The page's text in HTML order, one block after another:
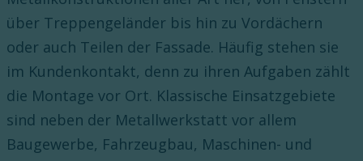
über Treppengeländer bis hin zu Vordächern
oder auch Teilen der Fassade. Häufig stehen sie
im Kundenkontakt, denn zu ihren Aufgaben zählt
die Montage vor Ort. Klassische Einsatzgebiete
sind neben der Metallwerkstatt vor allem
Baugewerbe, Fahrzeugbau, Maschinen- und